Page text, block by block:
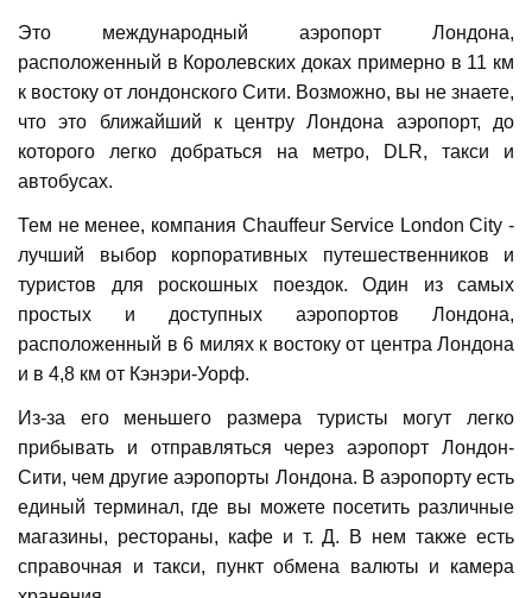
Это международный аэропорт Лондона,
расположенный в Королевских доках примерно в 11 км
к востоку от лондонского Сити. Возможно, вы не знаете,
что это ближайший к центру Лондона аэропорт, до
которого легко добраться на метро, ​​DLR, такси и
автобусах.
Тем не менее, компания Chauffeur Service London City -
лучший выбор корпоративных путешественников и
туристов для роскошных поездок. Один из самых
простых и доступных аэропортов Лондона,
расположенный в 6 милях к востоку от центра Лондона
и в 4,8 км от Кэнэри-Уорф.
Из-за его меньшего размера туристы могут легко
прибывать и отправляться через аэропорт Лондон-
Сити, чем другие аэропорты Лондона. В аэропорту есть
единый терминал, где вы можете посетить различные
магазины, рестораны, кафе и т. Д. В нем также есть
справочная и такси, пункт обмена валюты и камера